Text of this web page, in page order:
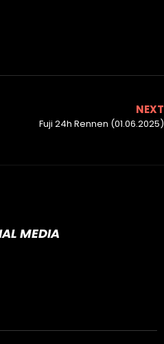
NEXT
Fuji 24h Rennen (01.06.2025)
MEDIA